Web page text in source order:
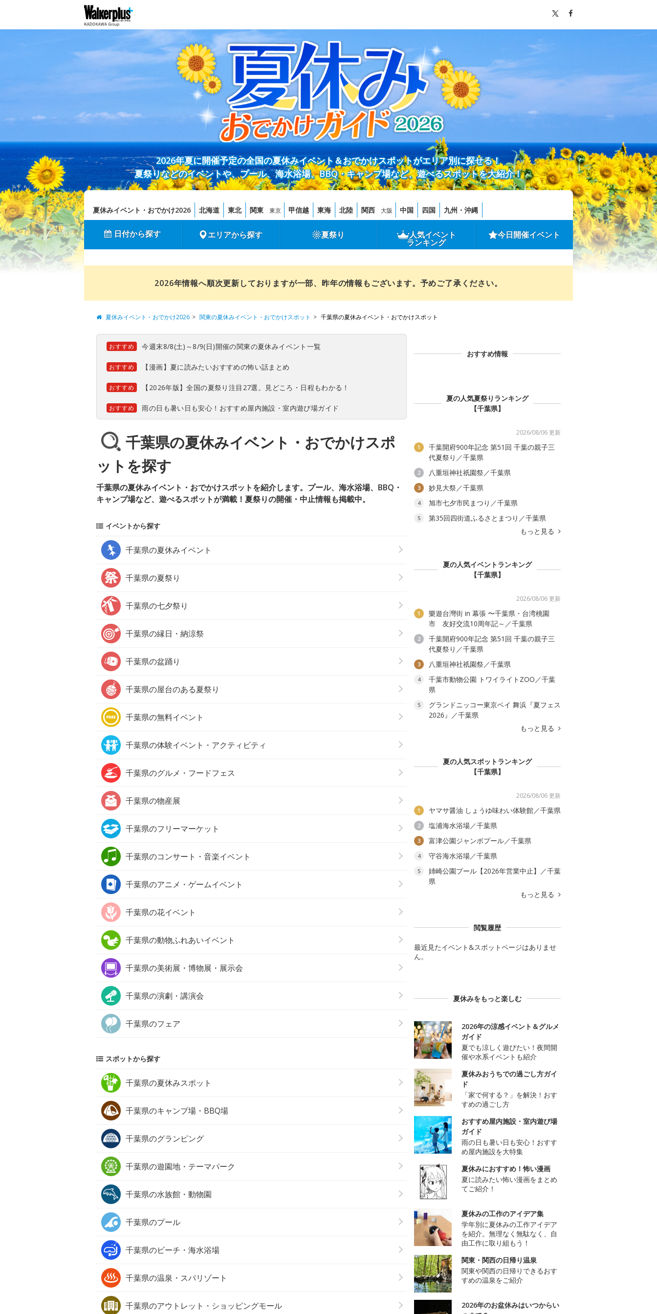
2026年夏に開催予定の全国の夏休みイベント＆おでかけスポットがエリア別に探せる！
夏祭りなどのイベントや、プール、海水浴場、BBQ・キャンプ場など、遊べるスポットを大紹介！
夏休みイベント・おでかけ2026 北海道 東北 関東 東京 甲信越 東海 北陸 関西 大阪 中国 四国 九州・沖縄
日付から探す エリアから探す 夏祭り 人気イベント
ランキング
今日開催イベント
2026年情報へ順次更新しておりますが一部、昨年の情報もございます。予めご了承ください。
夏休みイベント・おでかけ2026 関東の夏休みイベント・おでかけスポット 千葉県の夏休みイベント・おでかけスポット
おすすめ 今週末8/8(土)～8/9(日)開催の関東の夏休みイベント一覧
おすすめ 【漫画】夏に読みたいおすすめの怖い話まとめ
おすすめ 【2026年版】全国の夏祭り注目27選。見どころ・日程もわかる！
おすすめ 雨の日も暑い日も安心！おすすめ屋内施設・室内遊び場ガイド
千葉県の夏休みイベント・おでかけスポ
ットを探す
千葉県の夏休みイベント・おでかけスポットを紹介します。プール、海水浴場、BBQ・
キャンプ場など、遊べるスポットが満載！夏祭りの開催・中止情報も掲載中。
イベントから探す
千葉県の夏休みイベント
千葉県の夏祭り
千葉県の七夕祭り
千葉県の縁日・納涼祭
千葉県の盆踊り
千葉県の屋台のある夏祭り
千葉県の無料イベント
千葉県の体験イベント・アクティビティ
千葉県のグルメ・フードフェス
千葉県の物産展
千葉県のフリーマーケット
千葉県のコンサート・音楽イベント
千葉県のアニメ・ゲームイベント
千葉県の花イベント
千葉県の動物ふれあいイベント
千葉県の美術展・博物展・展示会
千葉県の演劇・講演会
千葉県のフェア
スポットから探す
千葉県の夏休みスポット
千葉県のキャンプ場・BBQ場
千葉県のグランピング
千葉県の遊園地・テーマパーク
千葉県の水族館・動物園
千葉県のプール
千葉県のビーチ・海水浴場
千葉県の温泉・スパリゾート
千葉県のアウトレット・ショッピングモール
おすすめ情報
夏の人気夏祭りランキング
【千葉県】
2026/08/06 更新
1
千葉開府900年記念 第51回 千葉の親子三
代夏祭り／千葉県
2 八重垣神社祇園祭／千葉県
3 妙見大祭／千葉県
4 旭市七夕市民まつり／千葉県
5
第35回四街道ふるさとまつり／千葉県
もっと見る
夏の人気イベントランキング
【千葉県】
2026/08/06 更新
1
樂遊台灣街 in 幕張 〜千葉県・台湾桃園
市 友好交流10周年記～／千葉県
2
千葉開府900年記念 第51回 千葉の親子三
代夏祭り／千葉県
3 八重垣神社祇園祭／千葉県
4
千葉市動物公園 トワイライトZOO／千葉
県
5
グランドニッコー東京ベイ 舞浜『夏フェス
2026』／千葉県
もっと見る
夏の人気スポットランキング
【千葉県】
2026/08/06 更新
1 ヤマサ醤油 しょうゆ味わい体験館／千葉県
2 塩浦海水浴場／千葉県
3 富津公園ジャンボプール／千葉県
4 守谷海水浴場／千葉県
5
姉崎公園プール【2026年営業中止】／千葉
県
もっと見る
閲覧履歴
最近見たイベント&スポットページはありませ
ん。
夏休みをもっと楽しむ
2026年の涼感イベント＆グルメ
ガイド
夏でも涼しく遊びたい！夜間開
催や水系イベントも紹介
夏休みおうちでの過ごし方ガイ
ド
「家で何する？」を解決！おす
すめの過ごし方
おすすめ屋内施設・室内遊び場
ガイド
雨の日も暑い日も安心！おすす
め屋内施設を大特集
夏休みにおすすめ！怖い漫画
夏に読みたい怖い漫画をまとめ
てご紹介！
夏休みの工作のアイデア集
学年別に夏休みの工作アイデア
を紹介。無理なく無駄なく、自
由工作に取り組もう！
関東・関西の日帰り温泉
関東や関西の日帰りできるおす
すめの温泉をご紹介
2026年のお盆休みはいつからい